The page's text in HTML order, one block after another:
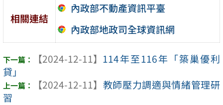
相關連結
內政部不動產資訊平臺
內政部地政司全球資訊網
【2024-12-11】 114年至116年「築巢優利
貸」
【2024-12-11】 教師壓力調適與情緒管理研
習